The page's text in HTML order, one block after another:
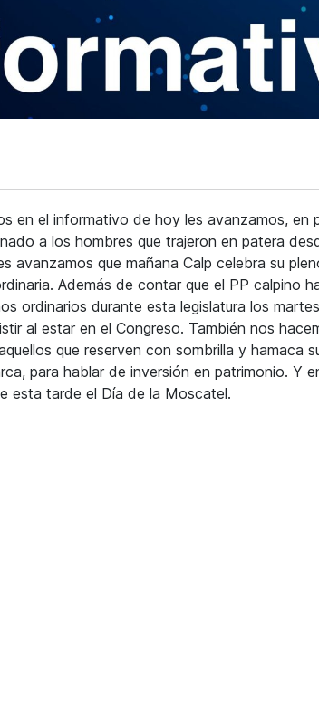
en el informativo de hoy les avanzamos, en
a los hombres que trajeron en patera
avanzamos que mañana Calp celebra su
Además de contar que el PP calpino
ordinarios durante esta legislatura los
al estar en el Congreso. También nos
que reserven con sombrilla y hamaca
para hablar de inversión en patrimonio. Y
esta tarde el Día de la Moscatel.